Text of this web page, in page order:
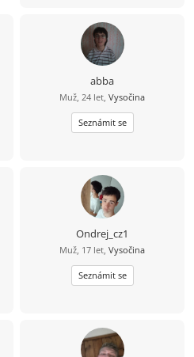
abba
Muž, 24 let, Vysočina
Seznámit se
Ondrej_cz1
Muž, 17 let, Vysočina
Seznámit se